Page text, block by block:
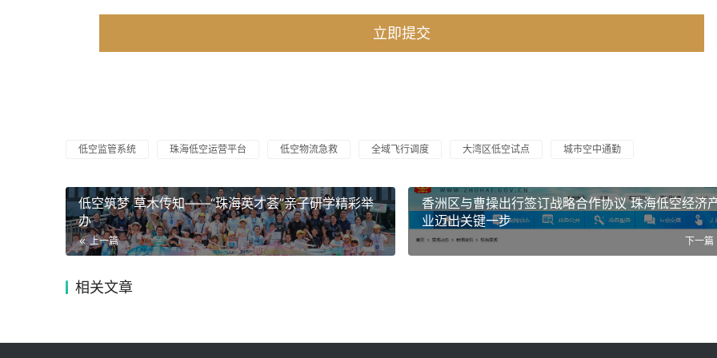
低空监管系统 珠海低空运营平台 低空物流急救 全域飞行调度 大湾区低空试点 城市空中通勤
低空筑梦 草木传知——“珠海英才荟”亲子研学精彩举
办
上一篇
香洲区与曹操出行签订战略合作协议 珠海低空经济
业迈出关键一步
下一篇
相关文章